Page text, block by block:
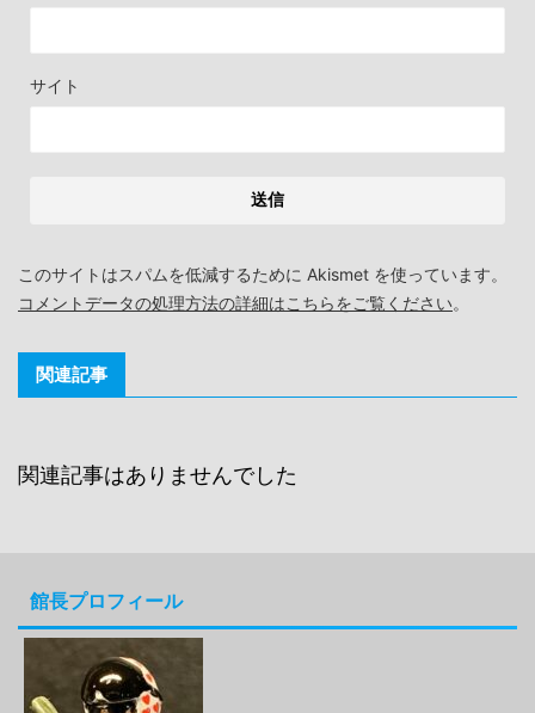
サイト
このサイトはスパムを低減するために Akismet を使っています。
コメントデータの処理方法の詳細はこちらをご覧ください。
関連記事
関連記事はありませんでした
館長プロフィール